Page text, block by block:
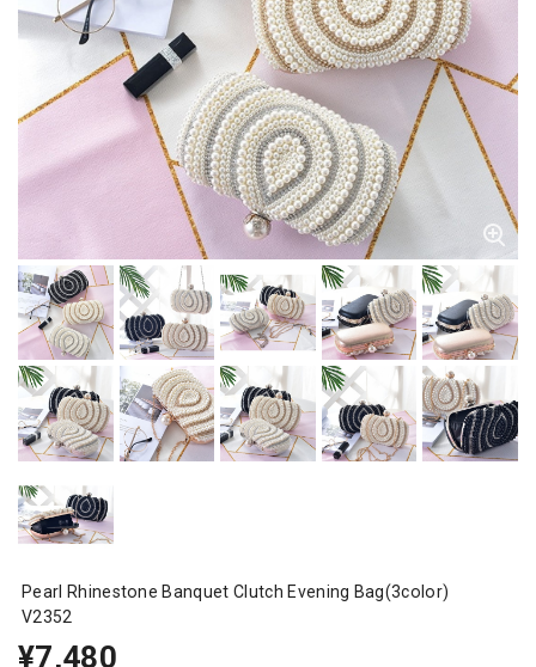
Pearl Rhinestone Banquet Clutch Evening Bag(3color)
V2352
¥7,480